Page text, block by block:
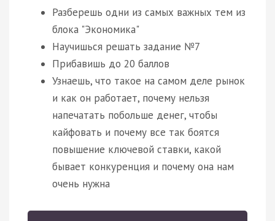
Разберешь одни из самых важных тем из
блока "Экономика"
Научишься решать задание №7
Прибавишь до 20 баллов
Узнаешь, что такое на самом деле рынок
и как он работает, почему нельзя
напечатать побольше денег, чтобы
кайфовать и почему все так боятся
повышение ключевой ставки, какой
бывает конкуренция и почему она нам
очень нужна